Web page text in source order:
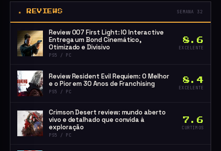
★ REVIEWS SEMANA 32
Review 007 First Light: IO Interactive
Entrega um Bond Cinemático,
Otimizado e Divisivo
PS5 / PC
8.6
EXCELENTE
Review Resident Evil Requiem: O Melhor
e o Pior em 30 Anos de Franchising
PS5 / PC
8.4
EXCELENTE
Crimson Desert review: mundo aberto
vivo e detalhado que convida à
exploração
PS5 / PC
7.6
CURTIMOS